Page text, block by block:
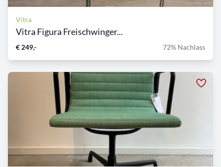
Vitra
Vitra Figura Freischwinger...
€ 249,- 72% Nachlass